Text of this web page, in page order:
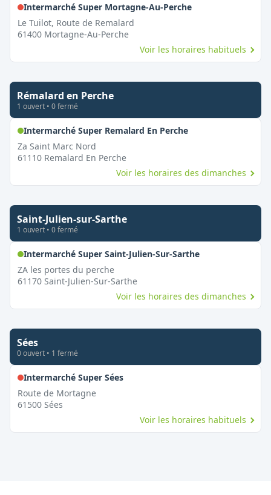
Intermarché Super Mortagne-Au-Perche,
Le Tuilot, Route de Remalard
61400 Mortagne-Au-Perche
Voir les horaires habituels
Rémalard en Perche
1 ouvert • 0fermé
Intermarché Super Remalard En Perche,
Za Saint Marc Nord
61110 Remalard En Perche
Voir les horaires des dimanches
Saint-Julien-sur-Sarthe
1 ouvert • 0fermé
Intermarché Super Saint-Julien-Sur-Sarthe,
ZA les portes du perche
61170 Saint-Julien-Sur-Sarthe
Voir les horaires des dimanches
Sées
0ouvert • 1 fermé
Intermarché Super Sées,
Route de Mortagne
61500 Sées
Voir les horaires habituels